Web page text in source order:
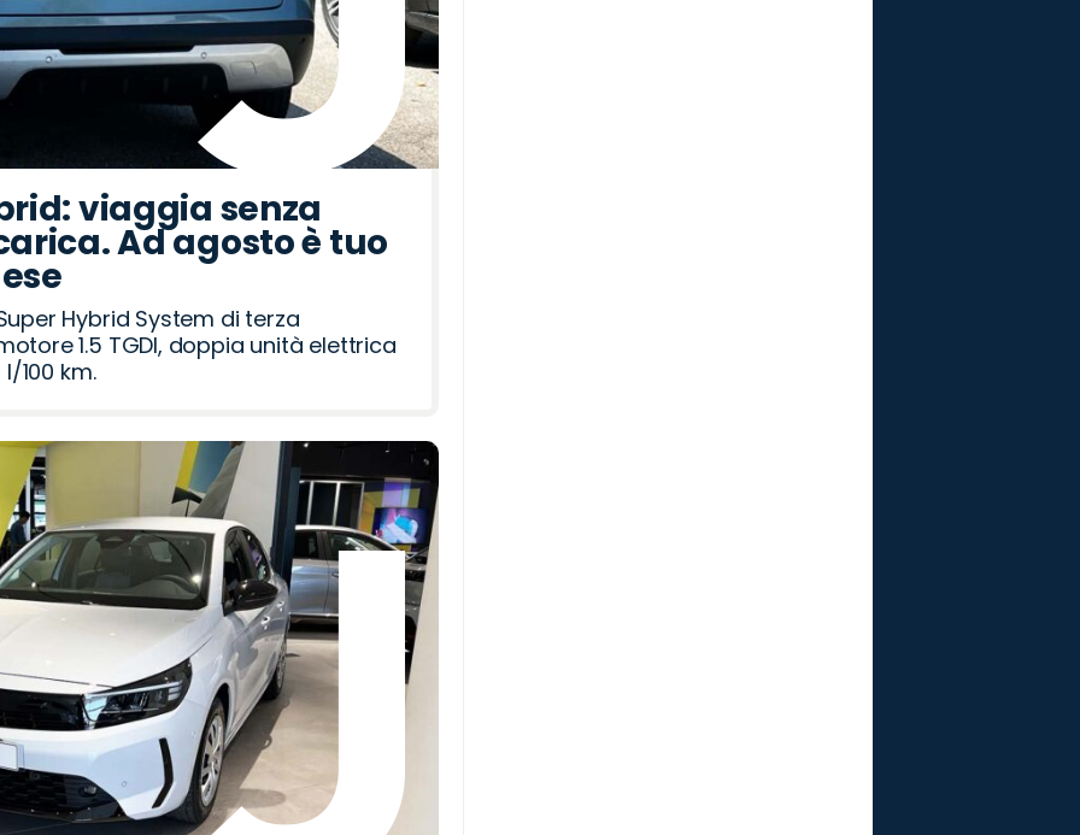
viaggia senza
Ad agosto è tuo
Hybrid System di terza
1.5 TGDI, doppia unità elettrica
100 km.